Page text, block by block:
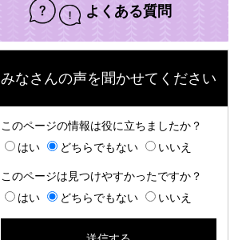
よくある質問
みなさんの声を聞かせてください
このページの情報は役に立ちましたか？
はい
どちらでもない いいえ
このページは見つけやすかったですか？
はい
どちらでもない いいえ